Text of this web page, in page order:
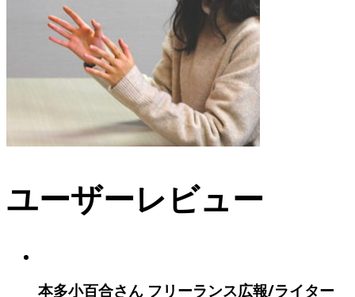
ユーザーレビュー
本多小百合さん フリーランス広報/ライター